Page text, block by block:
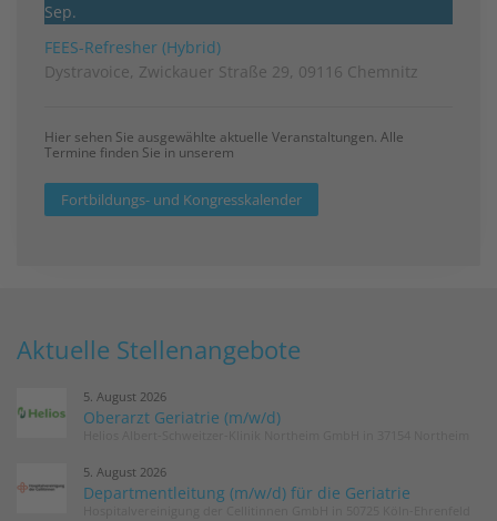
Sep.
FEES-Refresher (Hybrid)
Dystravoice, Zwickauer Straße 29, 09116 Chemnitz
Hier sehen Sie ausgewählte aktuelle Veranstaltungen. Alle
Termine finden Sie in unserem
Fortbildungs- und Kongresskalender
Aktuelle Stellenangebote
5. August 2026
Oberarzt Geriatrie (m/w/d)
5. August 2026
Departmentleitung (m/w/d) für die Geriatrie